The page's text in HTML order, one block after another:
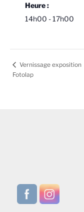
Heure :
14h00 - 17h00
Vernissage exposition
Fotolap